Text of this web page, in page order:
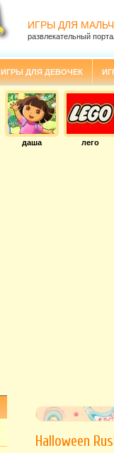
ИГРЫ ДЛЯ
развлекательный
ИГРЫ ДЛЯ ДЕВОЧЕК
даша лего
Halloween